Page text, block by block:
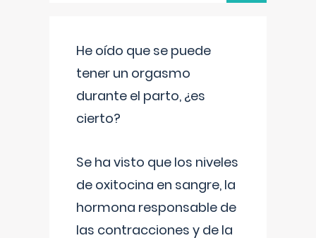
He oído que se puede
tener un orgasmo
durante el parto, ¿es
cierto?
Se ha visto que los niveles
de oxitocina en sangre, la
hormona responsable de
las contracciones y de la